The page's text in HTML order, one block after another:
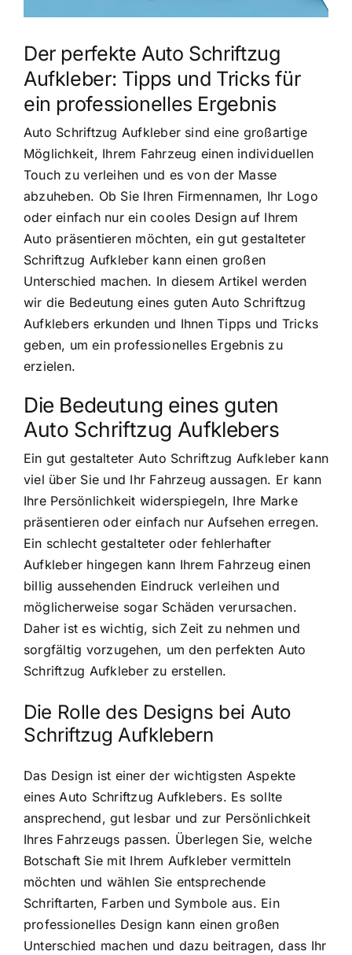
Der perfekte Auto Schriftzug
Aufkleber: Tipps und Tricks für
ein professionelles Ergebnis
Auto Schriftzug Aufkleber sind eine großartige
Möglichkeit, Ihrem Fahrzeug einen individuellen
Touch zu verleihen und es von der Masse
abzuheben. Ob Sie Ihren Firmennamen, Ihr Logo
oder einfach nur ein cooles Design auf Ihrem
Auto präsentieren möchten, ein gut gestalteter
Schriftzug Aufkleber kann einen großen
Unterschied machen. In diesem Artikel werden
wir die Bedeutung eines guten Auto Schriftzug
Aufklebers erkunden und Ihnen Tipps und Tricks
geben, um ein professionelles Ergebnis zu
erzielen.
Die Bedeutung eines guten
Auto Schriftzug Aufklebers
Ein gut gestalteter Auto Schriftzug Aufkleber kann
viel über Sie und Ihr Fahrzeug aussagen. Er kann
Ihre Persönlichkeit widerspiegeln, Ihre Marke
präsentieren oder einfach nur Aufsehen erregen.
Ein schlecht gestalteter oder fehlerhafter
Aufkleber hingegen kann Ihrem Fahrzeug einen
billig aussehenden Eindruck verleihen und
möglicherweise sogar Schäden verursachen.
Daher ist es wichtig, sich Zeit zu nehmen und
sorgfältig vorzugehen, um den perfekten Auto
Schriftzug Aufkleber zu erstellen.
Die Rolle des Designs bei Auto
Schriftzug Aufklebern
Das Design ist einer der wichtigsten Aspekte
eines Auto Schriftzug Aufklebers. Es sollte
ansprechend, gut lesbar und zur Persönlichkeit
Ihres Fahrzeugs passen. Überlegen Sie, welche
Botschaft Sie mit Ihrem Aufkleber vermitteln
möchten und wählen Sie entsprechende
Schriftarten, Farben und Symbole aus. Ein
professionelles Design kann einen großen
Unterschied machen und dazu beitragen, dass Ihr